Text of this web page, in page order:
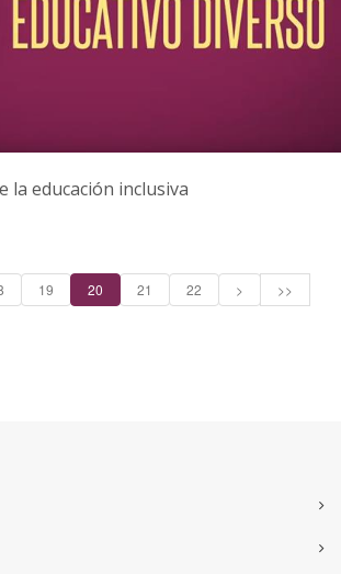
la educación inclusiva
19 20 21 22 > >>